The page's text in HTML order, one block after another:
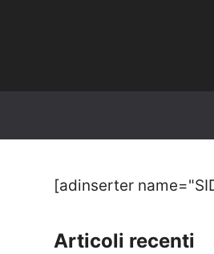
[adinserter
Articoli recenti